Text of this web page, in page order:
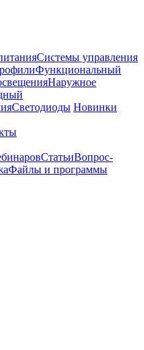
Системы управления
Функциональный
Наружное
Светодиоды Новинки
СтатьиВопрос-
Файлы и программы